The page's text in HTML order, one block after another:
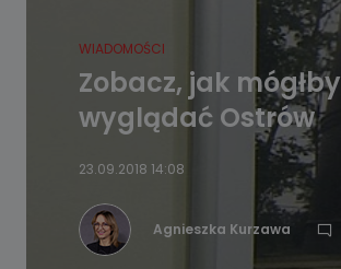
WIADOMOŚCI
Zobacz, jak mógłby
wyglądać Ostrów
23.09.2018 14:08
Agnieszka Kurzawa